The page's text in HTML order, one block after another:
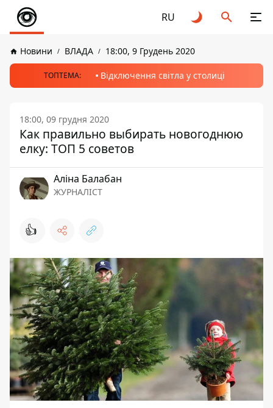
RU
Новини ВЛАДА 18:00, 9 Грудень 2020
ТОПТЕМА: Відключення світла у столиці
18:00, 09 грудня 2020
Как правильно выбирать новогоднюю
елку: ТОП 5 советов
Аліна Балабан
ЖУРНАЛІСТ
👍